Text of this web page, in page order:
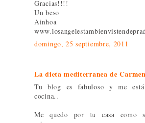
Gracias!!!!
Un beso
Ainhoa
domingo, 25 septiembre, 2011
La dieta mediterranea de Carmen
Tu blog es fabuloso y me está
cocina..
Me quedo por tu casa como